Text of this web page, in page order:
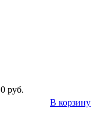
0 руб.
В корзину